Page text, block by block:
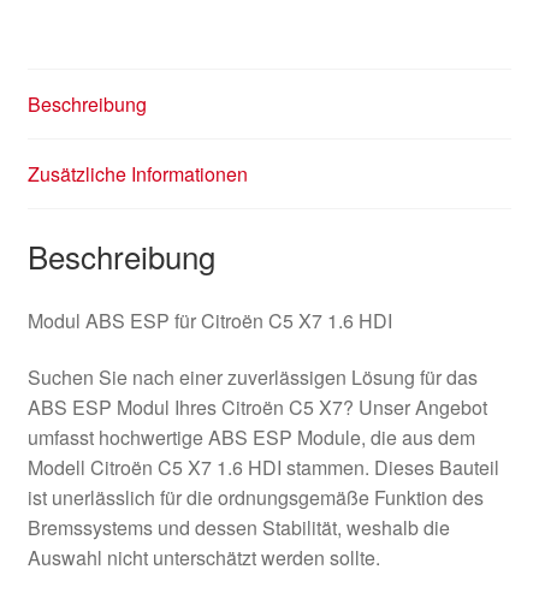
Beschreibung
Zusätzliche Informationen
Beschreibung
Modul ABS ESP für Citroën C5 X7 1.6 HDI
Suchen Sie nach einer zuverlässigen Lösung für das
ABS ESP Modul Ihres Citroën C5 X7? Unser Angebot
umfasst hochwertige ABS ESP Module, die aus dem
Modell Citroën C5 X7 1.6 HDI stammen. Dieses Bauteil
ist unerlässlich für die ordnungsgemäße Funktion des
Bremssystems und dessen Stabilität, weshalb die
Auswahl nicht unterschätzt werden sollte.